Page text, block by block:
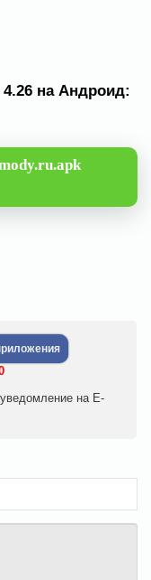
на Андроид:
на E-